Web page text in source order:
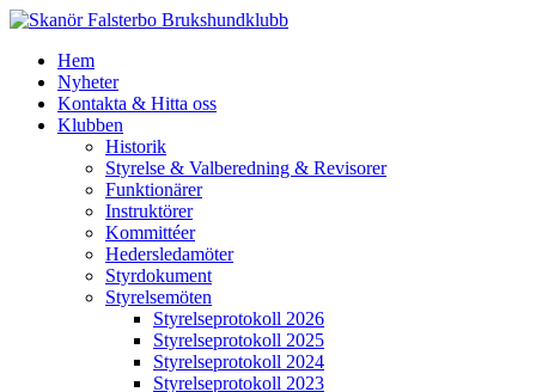
Hem
Nyheter
Kontakta & Hitta oss
Klubben
Historik
Styrelse & Valberedning & Revisorer
Funktionärer
Instruktörer
Kommittéer
Hedersledamöter
Styrdokument
Styrelsemöten
Styrelseprotokoll 2026
Styrelseprotokoll 2025
Styrelseprotokoll 2024
Styrelseprotokoll 2023